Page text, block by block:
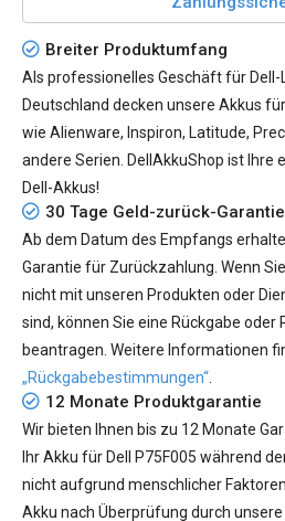
Breiter Produktumfang
Als professionelles Geschäft für Dell-
Deutschland decken unsere Akkus
wie Alienware, Inspiron, Latitude,
andere Serien. DellAkkuShop ist Ihre
Dell-Akkus!
30 Tage Geld-zurück-Garantie
Ab dem Datum des Empfangs
Garantie für Zurückzahlung. Wenn
nicht mit unseren Produkten oder
sind, können Sie eine Rückgabe oder
beantragen. Weitere Informationen
„Rückgabebestimmungen“
12 Monate Produktgarantie
Wir bieten Ihnen bis zu 12 Monate
IhrAkku für Dell P75F005 während
nicht aufgrund menschlicher
Akku nach Überprüfung durch